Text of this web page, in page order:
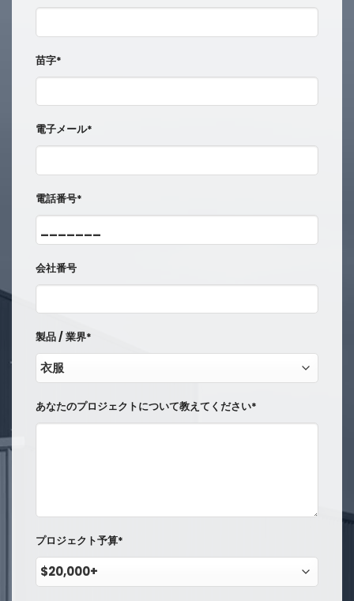
苗字*
電子メール*
電話番号*
会社番号
製品 / 業界*
あなたのプロジェクトについて教えてください*
プロジェクト予算*